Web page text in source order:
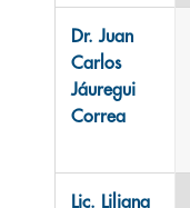
Dr. Juan
Carlos
Jáuregui
Correa
Lic. Liliana